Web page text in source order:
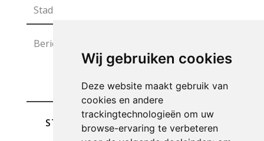
Wij gebruiken cookies
Deze website maakt gebruik van
cookies en andere
trackingtechnologieën om uw
browse-ervaring te verbeteren
STUREN